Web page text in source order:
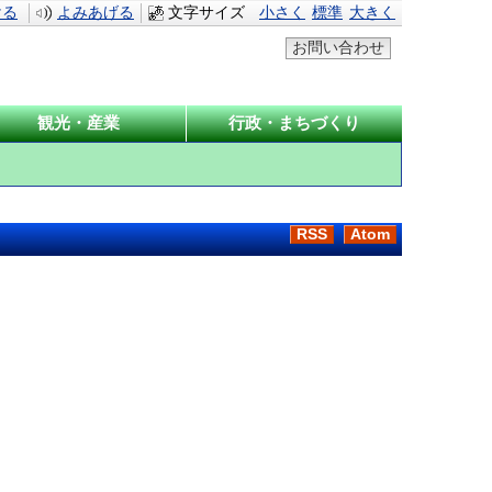
よみあげる 文字サイズ 小さく 標準 大きく
お問い合わせ
観光・産業 行政・まちづくり
RSS Atom